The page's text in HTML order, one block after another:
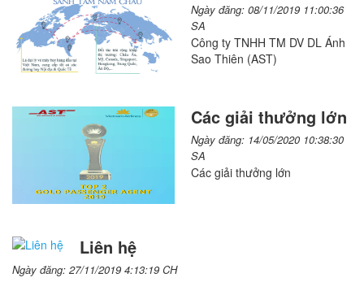
Ngày đăng: 08/11/2019 11:00:36
SA
Công ty TNHH TM DV DL Ánh
Sao Thiên (AST)
Các giải thưởng lớn
Ngày đăng: 14/05/2020 10:38:30
SA
Các giải thưởng lớn
Liên hệ
Ngày đăng: 27/11/2019 4:13:19 CH